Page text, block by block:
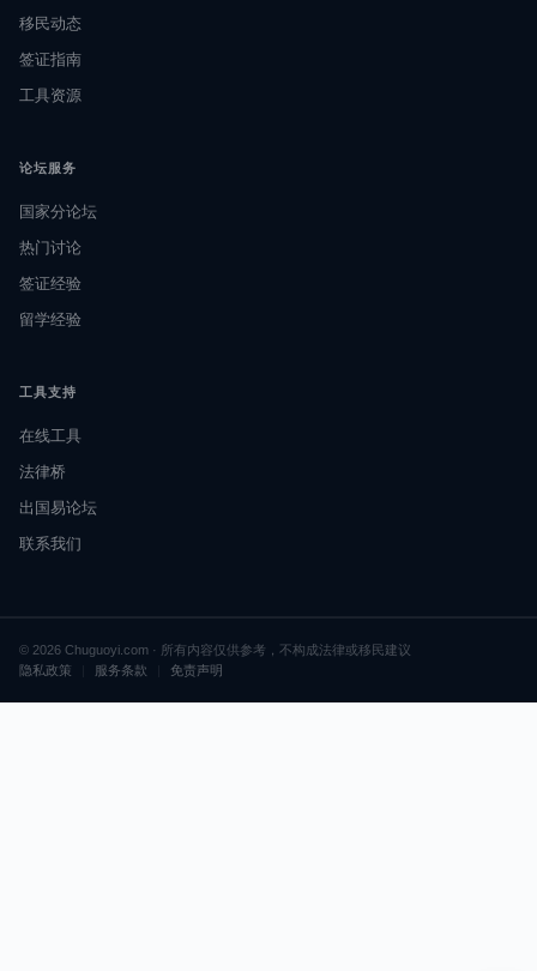
移民动态
签证指南
工具资源
论坛服务
国家分论坛
热门讨论
签证经验
留学经验
工具支持
在线工具
法律桥
出国易论坛
联系我们
© 2026 Chuguoyi.com · 所有内容仅供参考，不构成法律或移民建议
隐私政策
服务条款 免责声明